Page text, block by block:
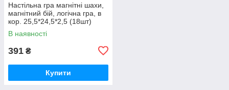
Настільна гра магнітні шахи,
магнітний бій, логічна гра, в
кор. 25,5*24,5*2,5 (18шт)
В наявності
391 ₴
Купити